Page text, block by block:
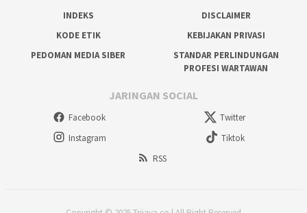
INDEKS
DISCLAIMER
KODE ETIK
KEBIJAKAN PRIVASI
PEDOMAN MEDIA SIBER
STANDAR PERLINDUNGAN
PROFESI WARTAWAN
JARINGAN SOCIAL
Facebook
Twitter
Instagram
Tiktok
RSS